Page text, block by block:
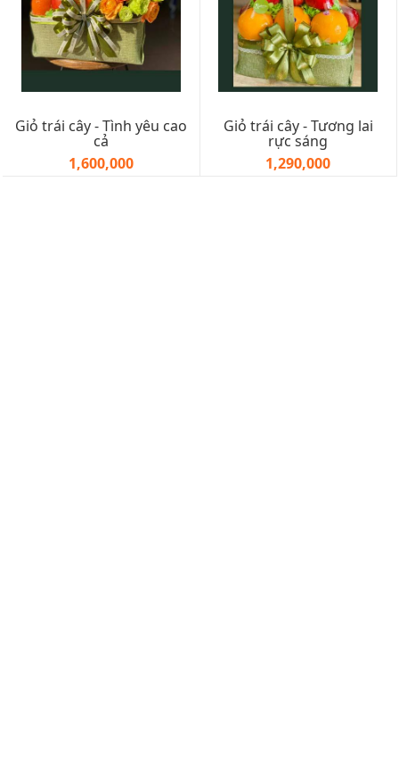
Giỏ trái cây - Tình yêu cao
cả
1,600,000
Giỏ trái cây - Tương lai
rực sáng
1,290,000